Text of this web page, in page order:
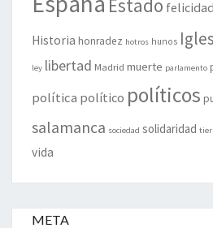
Estado
Historia honradez hotros hunos
ley libertad Madrid muerte parlamento
política político políticos
salamanca sociedad solidaridad
vida
META